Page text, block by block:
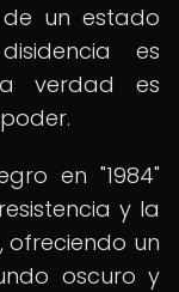
un estado
es
verdad es
en "1984"
y la
ofreciendo un
oscuro y